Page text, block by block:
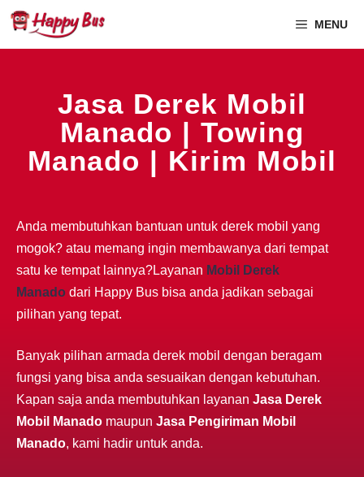
MENU
Jasa Derek Mobil
Manado | Towing
Manado | Kirim Mobil
Anda membutuhkan bantuan untuk derek mobil yang
mogok? atau memang ingin membawanya dari tempat
satu ke tempat lainnya?Layanan Mobil Derek
Manado dari Happy Bus bisa anda jadikan sebagai
pilihan yang tepat.
Banyak pilihan armada derek mobil dengan beragam
fungsi yang bisa anda sesuaikan dengan kebutuhan.
Kapan saja anda membutuhkan layanan Jasa Derek
Mobil Manado maupun Jasa Pengiriman Mobil
Manado, kami hadir untuk anda.